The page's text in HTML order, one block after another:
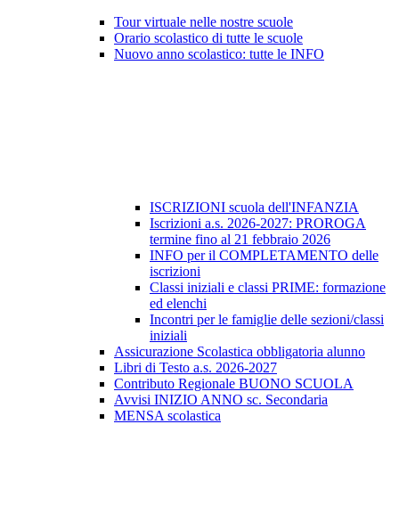
Tour virtuale nelle nostre scuole
Orario scolastico di tutte le scuole
Nuovo anno scolastico: tutte le INFO
ISCRIZIONI scuola dell'INFANZIA
Iscrizioni a.s. 2026-2027: PROROGA
termine fino al 21 febbraio 2026
INFO per il COMPLETAMENTO delle
iscrizioni
Classi iniziali e classi PRIME: formazione
ed elenchi
Incontri per le famiglie delle sezioni/classi
iniziali
Assicurazione Scolastica obbligatoria alunno
Libri di Testo a.s. 2026-2027
Contributo Regionale BUONO SCUOLA
Avvisi INIZIO ANNO sc. Secondaria
MENSA scolastica